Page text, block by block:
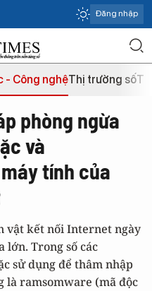
Đăng nhập
- Công nghệThị trường số
phòng ngừa
và
tính của
vật kết nối Internet ngày
lớn. Trong số các
sử dụng để thâm nhập
là ramsomware (mã độc